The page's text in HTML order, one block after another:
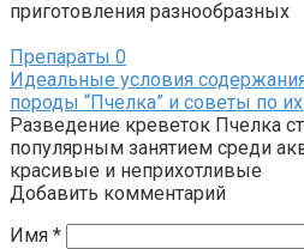
приготовления разнообразных
Препараты 0
Идеальные условия
породы “Пчелка” и советы по
Разведение креветок Пчелка
популярным занятием среди
красивые и неприхотливые
Добавить комментарий
Имя *